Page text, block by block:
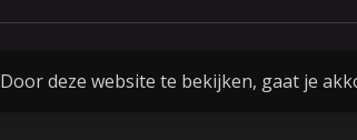
deze website te bekijken, gaat je